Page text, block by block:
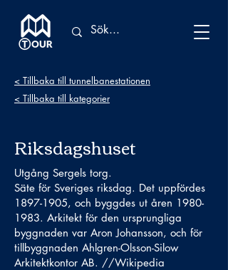
< Tillbaka till tunnelbanestationen
< Tillbaka till kategorier
Riksdagshuset
Utgång Sergels torg.
Säte för Sveriges riksdag. Det uppfördes
1897-1905, och byggdes ut åren 1980-
1983. Arkitekt för den ursprungliga
byggnaden var Aron Johansson, och för
tillbyggnaden Ahlgren-Olsson-Silow
Arkitektkontor AB. //Wikipedia